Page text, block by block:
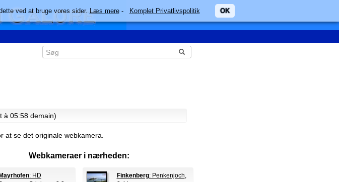
à 05:58 demain)
at se det originale webkamera.
Webkameraer i nærheden:
Mayrhofen: HD
Finkenberg: Penkenjoch,
ved at bruge vores sider.Læs mere- Komplet Privatlivspolitik OK